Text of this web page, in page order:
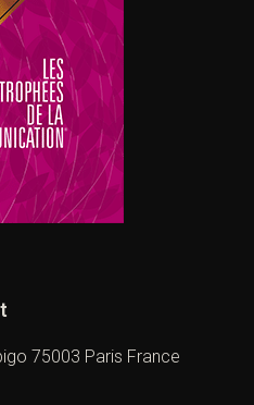
75003 Paris France